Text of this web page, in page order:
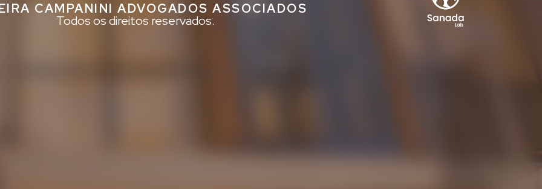
CAMPANINI ADVOGADOS ASSOCIADOS
Todos os direitos reservados.